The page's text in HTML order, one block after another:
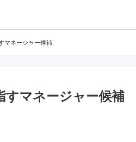
マネージャー候補
すマネージャー候補